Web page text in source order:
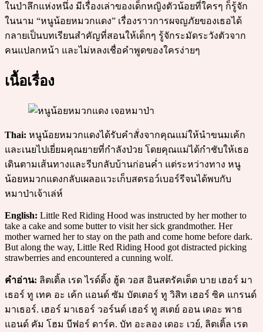
ในป่าลึกแห่งหนึ่ง มีเรื่องเล่าของเด็กหญิงตัวน้อยที่ใครๆ ก็รู้จัก
ในนาม “หนูน้อยหมวกแดง” เรื่องราวการผจญภัยของเธอได้
กลายเป็นบทเรียนสำคัญที่สอนให้เด็กๆ รู้จักระมัดระวังตัวจาก
คนแปลกหน้า และไม่หลงเชื่อคำพูดของใครง่ายๆ
เนื้อเรื่อง
Thai: หนูน้อยหมวกแดงได้รับคำสั่งจากคุณแม่ให้นำขนมเค้ก
และเนยไปเยี่ยมคุณยายที่กำลังป่วย โดยคุณแม่ได้กำชับให้เธอ
เดินตามเส้นทางและรีบกลับบ้านก่อนค่ำ แต่ระหว่างทาง หนู
น้อยหมวกแดงกลับเผลอแวะเก็บสตรอว์เบอร์รีจนได้พบกับ
หมาป่าเจ้าเล่ห์
English: Little Red Riding Hood was instructed by her mother to
take a cake and some butter to visit her sick grandmother. Her
mother warned her to stay on the path and come home before dark.
But along the way, Little Red Riding Hood got distracted picking
strawberries and encountered a cunning wolf.
คำอ่าน: ลิตเติ้ล เรด ไรด์ดิ้ง ฮู้ด วอส อินสตรัคเต็ด บาย เฮอร์ มา
เธอร์ ทู เทค อะ เค้ก แอนด์ ซัม บัตเตอร์ ทู วิสิท เฮอร์ ซิค แกรนด์
มาเธอร์. เฮอร์ มาเธอร์ วอร์นด์ เฮอร์ ทู สเตย์ ออน เดอะ พาธ
แอนด์ คัม โฮม บีฟอร์ ดาร์ค. บัท อะลอง เดอะ เวย์, ลิตเติ้ล เรด